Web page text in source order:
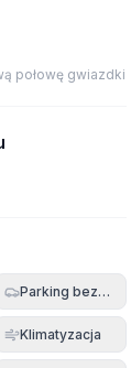
połowę gwiazdki
Parking bezpłatny
Klimatyzacja